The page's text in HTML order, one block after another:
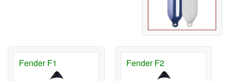
Fender F1 Fender F2